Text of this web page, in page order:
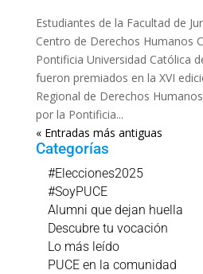
Estudiantes de la Facultad de
Centro de Derechos Humanos
Pontificia Universidad Católica
fueron premiados en la XVI
Regional de Derechos
por la Pontificia...
« Entradas más antiguas
Categorías
#Elecciones2025
#SoyPUCE
Alumni que dejan huella
Descubre tu vocación
Lo más leído
PUCE en la comunidad